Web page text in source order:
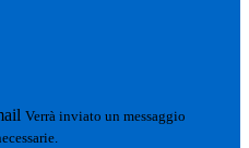
Verrà inviato un messaggio